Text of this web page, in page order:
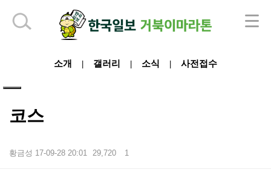
소개 갤러리 소식 사전접수
코스
황금성 17-09-28 20:01 29,720 1
하단 영역